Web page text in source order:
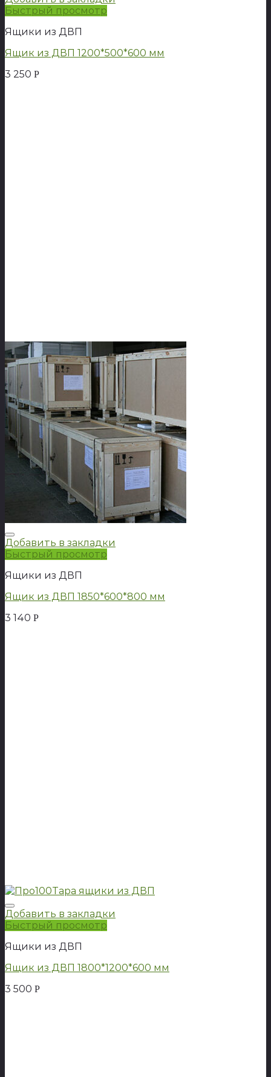
Быстрый просмотр
Ящики из ДВП
Ящик из ДВП 1200*500*600 мм
3 250 Р
Добавить в закладки
Быстрый просмотр
Ящики из ДВП
Ящик из ДВП 1850*600*800 мм
3 140 Р
Добавить в закладки
Быстрый просмотр
Ящики из ДВП
Ящик из ДВП 1800*1200*600 мм
3 500 Р